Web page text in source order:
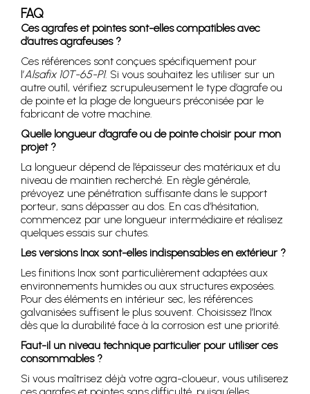
FAQ
Ces agrafes et pointes sont-elles compatibles avec
d’autres agrafeuses ?
Ces références sont conçues spécifiquement pour
l’Alsafix 10T-65-P1. Si vous souhaitez les utiliser sur un
autre outil, vérifiez scrupuleusement le type d’agrafe ou
de pointe et la plage de longueurs préconisée par le
fabricant de votre machine.
Quelle longueur d’agrafe ou de pointe choisir pour mon
projet ?
La longueur dépend de l’épaisseur des matériaux et du
niveau de maintien recherché. En règle générale,
prévoyez une pénétration suffisante dans le support
porteur, sans dépasser au dos. En cas d’hésitation,
commencez par une longueur intermédiaire et réalisez
quelques essais sur chutes.
Les versions Inox sont-elles indispensables en extérieur ?
Les finitions Inox sont particulièrement adaptées aux
environnements humides ou aux structures exposées.
Pour des éléments en intérieur sec, les références
galvanisées suffisent le plus souvent. Choisissez l’Inox
dès que la durabilité face à la corrosion est une priorité.
Faut-il un niveau technique particulier pour utiliser ces
consommables ?
Si vous maîtrisez déjà votre agra-cloueur, vous utiliserez